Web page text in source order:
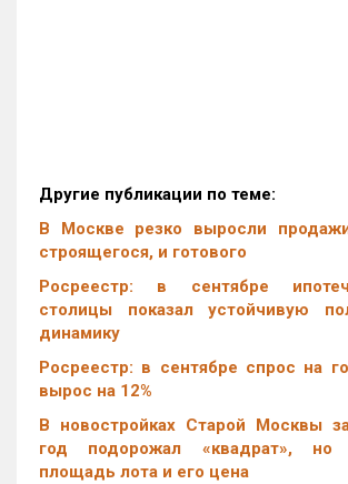
Другие публикации по теме:
В Москве резко выросли
строящегося, и готового
Росреестр: в сентябре
столицы показал устойчивую
динамику
Росреестр: в сентябре спрос на
вырос на 12%
В новостройках Старой Москвы
год подорожал «квадрат», но
площадь лота и его цена